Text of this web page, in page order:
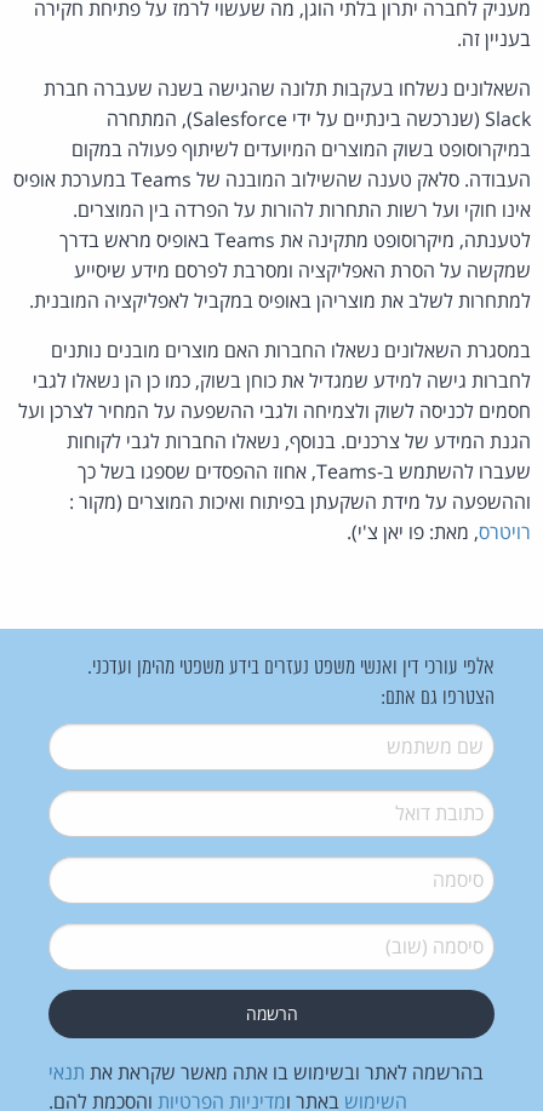
מעניק לחברה יתרון בלתי הוגן, מה שעשוי לרמז על פתיחת חקירה
בעניין זה.
השאלונים נשלחו בעקבות תלונה שהגישה בשנה שעברה חברת
Slack (שנרכשה בינתיים על ידי Salesforce), המתחרה
במיקרוסופט בשוק המוצרים המיועדים לשיתוף פעולה במקום
העבודה. סלאק טענה שהשילוב המובנה של Teams במערכת אופיס
אינו חוקי ועל רשות התחרות להורות על הפרדה בין המוצרים.
לטענתה, מיקרוסופט מתקינה את Teams באופיס מראש בדרך
שמקשה על הסרת האפליקציה ומסרבת לפרסם מידע שיסייע
למתחרות לשלב את מוצריהן באופיס במקביל לאפליקציה המובנית.
במסגרת השאלונים נשאלו החברות האם מוצרים מובנים נותנים
לחברות גישה למידע שמגדיל את כוחן בשוק, כמו כן הן נשאלו לגבי
חסמים לכניסה לשוק ולצמיחה ולגבי ההשפעה על המחיר לצרכן ועל
הגנת המידע של צרכנים. בנוסף, נשאלו החברות לגבי לקוחות
שעברו להשתמש ב-Teams, אחוז ההפסדים שספגו בשל כך
וההשפעה על מידת השקעתן בפיתוח ואיכות המוצרים (מקור :
רויטרס, מאת: פו יאן צ'י).
אלפי עורכי דין ואנשי משפט נעזרים בידע משפטי מהימן ועדכני.
הצטרפו גם אתם:
שם משתמש*
דואל*
סיסמה*
סיסמה (שוב)*
בהרשמה לאתר ובשימוש בו אתה מאשר שקראת את תנאי
השימוש באתר ומדיניות הפרטיות והסכמת להם.